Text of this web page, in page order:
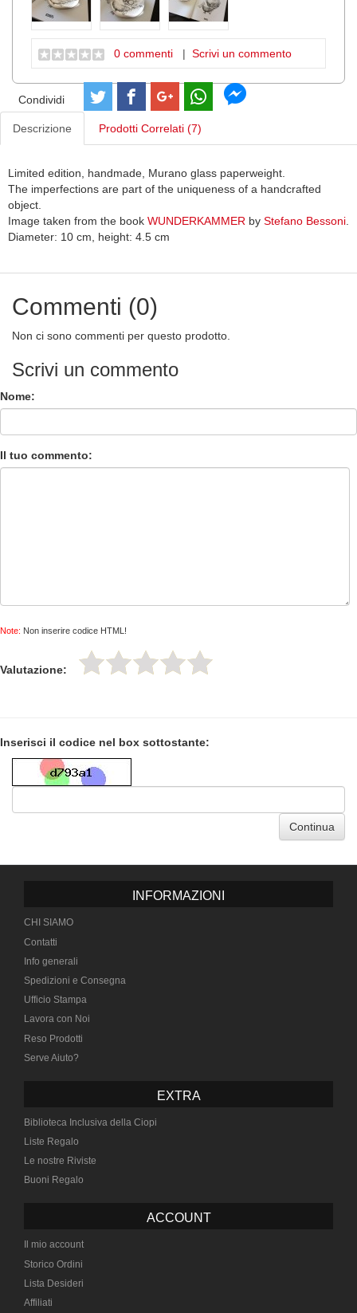
0 commenti | Scrivi un commento
Condividi
Descrizione Prodotti Correlati (7)
Limited edition, handmade, Murano glass paperweight.
The imperfections are part of the uniqueness of a handcrafted
object.
Image taken from the book WUNDERKAMMER by Stefano Bessoni.
Diameter: 10 cm, height: 4.5 cm
Commenti (0)
Non ci sono commenti per questo prodotto.
Scrivi un commento
Nome:
Il tuo commento:
Note: Non inserire codice HTML!
Valutazione:
Inserisci il codice nel box sottostante:
Continua
INFORMAZIONI
CHI SIAMO
Contatti
Info generali
Spedizioni e Consegna
Ufficio Stampa
Lavora con Noi
Reso Prodotti
Serve Aiuto?
EXTRA
Biblioteca Inclusiva della Ciopi
Liste Regalo
Le nostre Riviste
Buoni Regalo
ACCOUNT
Il mio account
Storico Ordini
Lista Desideri
Affiliati